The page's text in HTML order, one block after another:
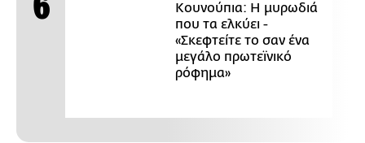
Κουνούπια: Η μυρωδιά
που τα ελκύει -
«Σκεφτείτε το σαν ένα
μεγάλο πρωτεϊνικό
ρόφημα»